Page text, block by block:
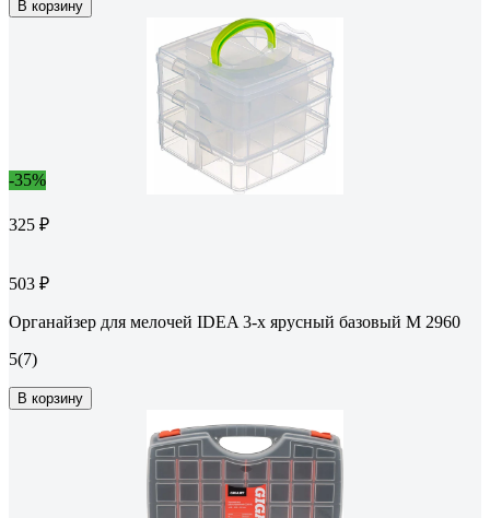
В корзину
-35%
325 ₽
503 ₽
Органайзер для мелочей IDEA 3-х ярусный базовый М 2960
5(7)
В корзину